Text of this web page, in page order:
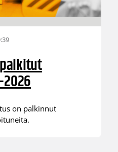
on palkinnut